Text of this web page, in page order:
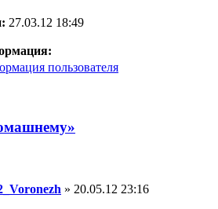
27.03.12 18:49
пользователя
» 20.05.12 23:16